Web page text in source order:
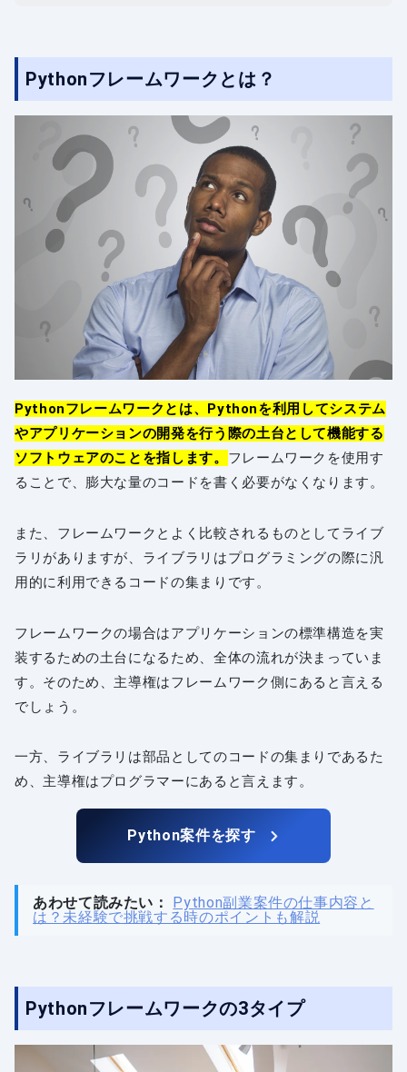
Pythonフレームワークとは？
Pythonフレームワークとは、Pythonを利用してシステム
やアプリケーションの開発を行う際の土台として機能する
ソフトウェアのことを指します。 フレームワークを使用す
ることで、膨大な量のコードを書く必要がなくなります。
また、フレームワークとよく比較されるものとしてライブ
ラリがありますが、ライブラリはプログラミングの際に汎
用的に利用できるコードの集まりです。
フレームワークの場合はアプリケーションの標準構造を実
装するための土台になるため、全体の流れが決まっていま
す。そのため、主導権はフレームワーク側にあると言える
でしょう。
一方、ライブラリは部品としてのコードの集まりであるた
め、主導権はプログラマーにあると言えます。
Python案件を探す
あわせて読みたい：
Python副業案件の仕事内容と
は？未経験で挑戦する時のポイントも解説
Pythonフレームワークの3タイプ